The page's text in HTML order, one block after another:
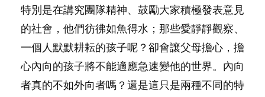
特別是在講究團隊精神、鼓勵大家積極發表意見
的社會，他們彷彿如魚得水；那些愛靜靜觀察、
一個人默默耕耘的孩子呢？卻會讓父母擔心，擔
心內向的孩子將不能適應急速變他的世界。內向
者真的不如外向者嗎？還是這只是兩種不同的特
然能走到白頭，但生了孩子卻發現事情不如你所
料？ 經營婚姻，不如我們想像的簡單，卻也不
是大家說得那麼難。一起來認識婚姻的真相！...
間太多語言，會令孩子感到混淆，到底誰是誰
非？聽聽專家怎樣說，解開語言學習的迷思～...
太差，日常自理井井有條。這樣的孩子是萬中無
一，還是魚與熊掌，不能兼得？...
照顧孩子衣食住行、陪同兒女應對功課測驗，還
要陪玩製造親子時間，尚要處理家中雜項要
務……當父母的，有千百個任務要做。可惜，有
一樣重要至極的，總被遺漏——關注自己的情緒
和心理健康。...